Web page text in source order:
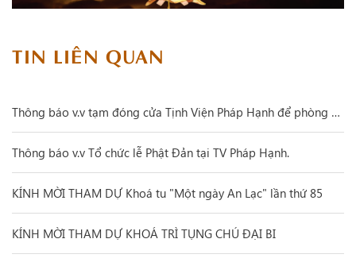
TIN LIÊN QUAN
Thông báo v.v tạm đóng cửa Tịnh Viện Pháp Hạnh để phòng chống dịch covid-19.
Thông báo v.v Tổ chức lễ Phật Đản tại TV Pháp Hạnh.
KÍNH MỜI THAM DỰ Khoá tu "Một ngày An Lạc" lần thứ 85
KÍNH MỜI THAM DỰ KHOÁ TRÌ TỤNG CHÚ ĐẠI BI